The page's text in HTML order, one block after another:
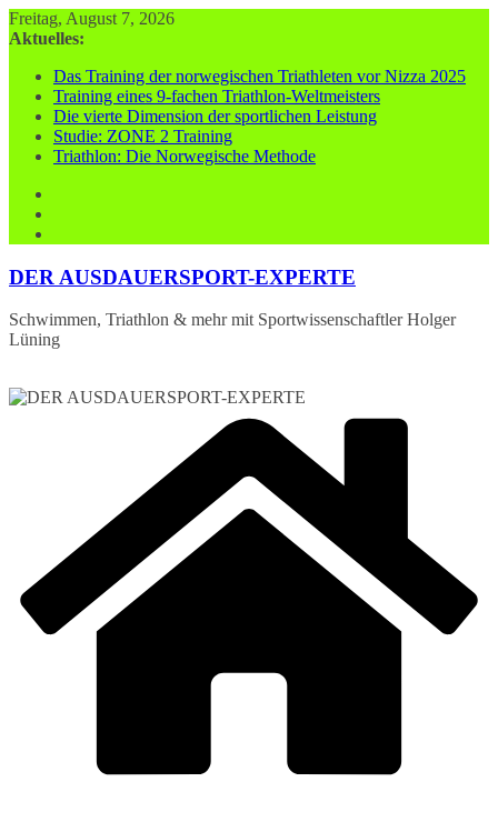
Zum
Inhalt
Freitag, August 7, 2026
Aktuelles:
Das Training der norwegischen Triathleten vor Nizza 2025
Training eines 9-fachen Triathlon-Weltmeisters
Die vierte Dimension der sportlichen Leistung
Studie: ZONE 2 Training
Triathlon: Die Norwegische Methode
DER AUSDAUERSPORT-EXPERTE
Schwimmen, Triathlon & mehr mit Sportwissenschaftler Holger
Lüning